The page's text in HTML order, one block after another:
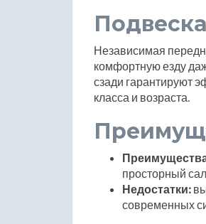
Независимая
комфортную езду
сзади гарантируют
класса и возраста.
просторный
Недостатки:
современных